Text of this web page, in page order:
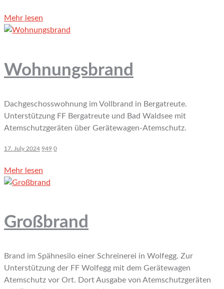
Mehr lesen
Wohnungsbrand
Dachgeschosswohnung im Vollbrand in Bergatreute.
Unterstützung FF Bergatreute und Bad Waldsee mit
Atemschutzgeräten über Gerätewagen-Atemschutz.
17. July 2024 949 0
Mehr lesen
Großbrand
Brand im Spähnesilo einer Schreinerei in Wolfegg. Zur
Unterstützung der FF Wolfegg mit dem Gerätewagen
Atemschutz vor Ort. Dort Ausgabe von Atemschutzgeräten